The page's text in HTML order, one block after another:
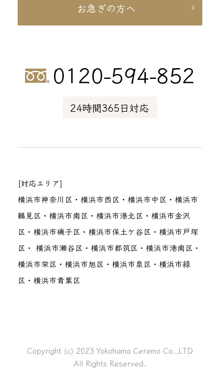
お急ぎの方へ
0120-594-852
24時間365日対応
[対応エリア]
横浜市神奈川区・横浜市西区・横浜市中区・横浜市
鶴見区・横浜市南区・横浜市港北区・横浜市金沢
区・横浜市磯子区・横浜市保土ケ谷区・横浜市戸塚
区・ 横浜市瀬谷区・横浜市都筑区・横浜市港南区・
横浜市栄区・横浜市旭区・横浜市泉区・横浜市緑
区・横浜市青葉区
Copyright (c) 2023 Yokohama Ceremo Co.,LTD
All Rights Reserved.